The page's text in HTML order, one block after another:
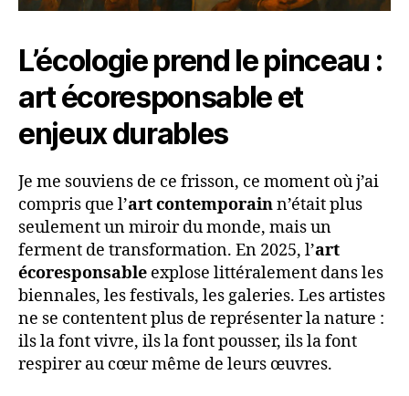
L’écologie prend le pinceau :
art écoresponsable et
enjeux durables
Je me souviens de ce frisson, ce moment où j’ai
compris que l’art contemporainn’était plus
seulement un miroir du monde, mais un
ferment de transformation. En 2025, l’art
écoresponsable explose littéralement dans les
biennales, les festivals, les galeries. Les artistes
ne se contentent plus de représenter la nature :
ils la font vivre, ils la font pousser, ils la font
respirer au cœur même de leurs œuvres.